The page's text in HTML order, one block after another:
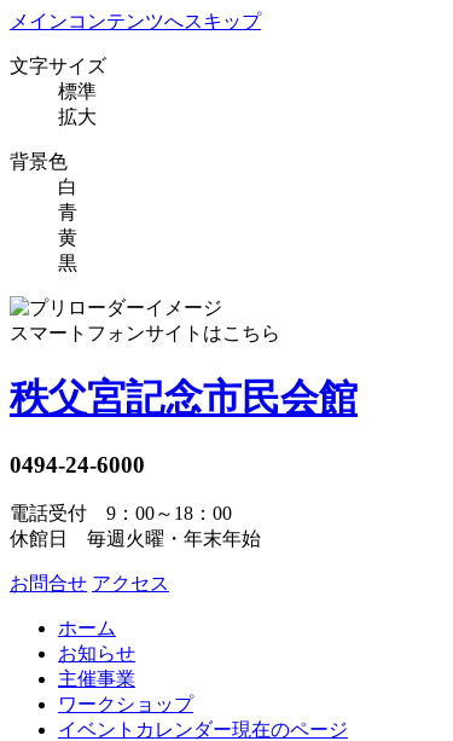
メインコンテンツへスキップ
文字サイズ
標準
拡大
背景色
白
青
黄
黒
スマートフォンサイトはこちら
秩父宮記念市民会館
0494-24-6000
電話受付 9：00～18：00
休館日 毎週火曜・年末年始
お問合せ アクセス
ホーム
お知らせ
主催事業
ワークショップ
イベントカレンダー現在のページ